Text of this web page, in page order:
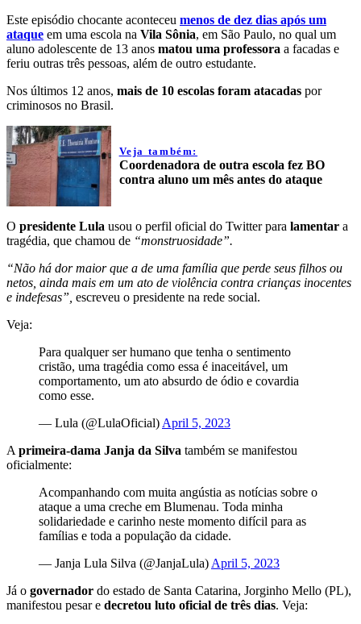
Este episódio chocante aconteceu menos de dez dias após um
ataque em uma escola na Vila Sônia, em São Paulo, no qual um
aluno adolescente de 13 anos matou uma professora a facadas e
feriu outras três pessoas, além de outro estudante.
Nos últimos 12 anos, mais de 10 escolas foram atacadas por
criminosos no Brasil.
Veja também:
Coordenadora de outra escola fez BO
contra aluno um mês antes do ataque
O presidente Lula usou o perfil oficial do Twitter para lamentar a
tragédia, que chamou de “monstruosidade”.
“Não há dor maior que a de uma família que perde seus filhos ou
netos, ainda mais em um ato de violência contra crianças inocentes
e indefesas”, escreveu o presidente na rede social.
Veja:
Para qualquer ser humano que tenha o sentimento
cristão, uma tragédia como essa é inaceitável, um
comportamento, um ato absurdo de ódio e covardia
como esse.
— Lula (@LulaOficial) April 5, 2023
A primeira-dama Janja da Silva também se manifestou
oficialmente:
Acompanhando com muita angústia as notícias sobre o
ataque a uma creche em Blumenau. Toda minha
solidariedade e carinho neste momento difícil para as
famílias e toda a população da cidade.
— Janja Lula Silva (@JanjaLula) April 5, 2023
Já o governador do estado de Santa Catarina, Jorginho Mello (PL),
manifestou pesar e decretou luto oficial de três dias. Veja: